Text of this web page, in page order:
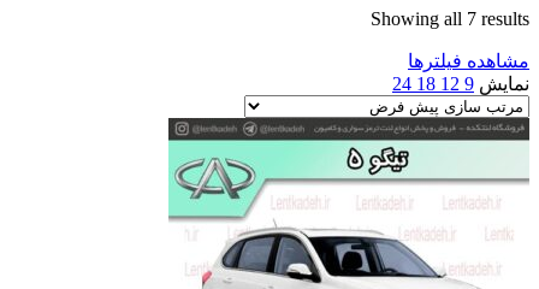
Showing all 7 results
مشاهده فیلترها
نمایش 9
12
18
24